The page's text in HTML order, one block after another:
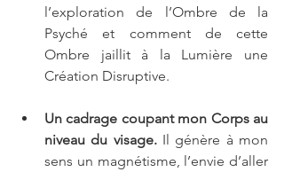
l’exploration de l’Ombre de la
Psyché et comment de cette
Ombre jaillit à la Lumière une
Création Disruptive.
Un cadrage coupant mon Corps au
niveau du visage. Il génère à mon
sens un magnétisme, l’envie d’aller